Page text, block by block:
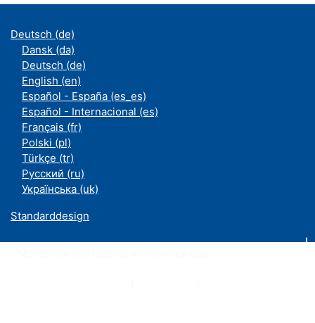
Deutsch ‎(de)‎
Dansk ‎(da)‎
Deutsch ‎(de)‎
English ‎(en)‎
Español - España ‎(es_es)‎
Español - Internacional ‎(es)‎
Français ‎(fr)‎
Polski ‎(pl)‎
Türkçe ‎(tr)‎
Русский ‎(ru)‎
Українська ‎(uk)‎
Standarddesign